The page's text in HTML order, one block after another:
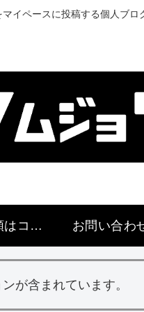
イペースに投稿する個人ブロ
お仕事の依頼はコチラ お問い合わ
が含まれています。